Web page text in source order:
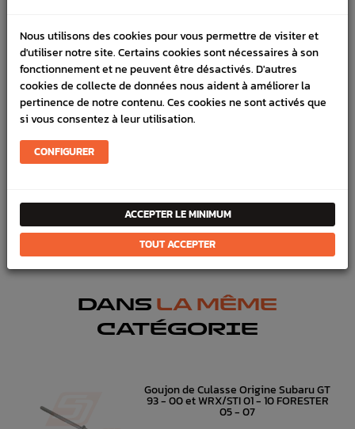
LIVRAISON
VÉHICULES COMPATIBLE
SCHÉMA CONSTRUCTEUR
Marque : SUBARU
Référence :1602
FICHE TECHNIQUE
Haut moteur
Joints & pâte
DANS LA MÊME
CATÉGORIE
Goujon de Culasse Origine Subaru GT
93 - 00 et WRX/STI 01 - 10 FORESTER
05 - 07
Nous utilisons des cookies pour vous permettre de visiter et
d'utiliser notre site. Certains cookies sont nécessaires à son
fonctionnement et ne peuvent être désactivés. D'autres
cookies de collecte de données nous aident à améliorer la
pertinence de notre contenu. Ces cookies ne sont activés que
si vous consentez à leur utilisation.
CONFIGURER
ACCEPTER LE MINIMUM
TOUT ACCEPTER